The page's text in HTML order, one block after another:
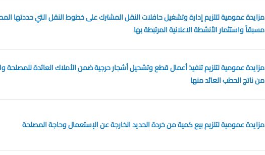
مزايدة عمومية لتلزيم إدارة وتشغيل حافلات النقل المشترك على خطوط النقل التي حددتها
مسبقاً واستثمار الأنشطة الاعلانية المرتبطة بها
مزايدة عمومية لتلزيم تنفيذ أعمال قطع وتشحيل أشجار حرجية ضمن الأملاك العائدة للمصلحة
من ناتج الحطب العائد منها
مزايدة عمومية لتلزيم بيع كمية من خردة الحديد الخارجة عن الإستعمال وحاجة المصلحة